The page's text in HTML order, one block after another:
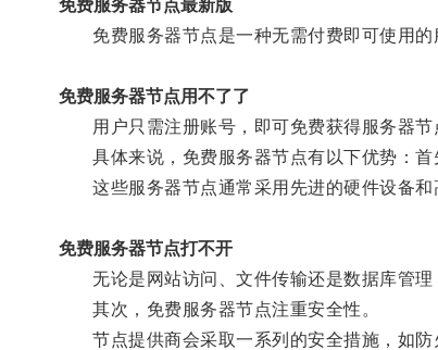
免费服务器节点最新版
免费服务器节点是一种无需付费即可使用的
免费服务器节点用不了了
用户只需注册账号，即可免费获得服务器节
具体来说，免费服务器节点有以下优势：首
这些服务器节点通常采用先进的硬件设备和
免费服务器节点打不开
无论是网站访问、文件传输还是数据库管理
其次，免费服务器节点注重安全性。
节点提供商会采取一系列的安全措施，如防